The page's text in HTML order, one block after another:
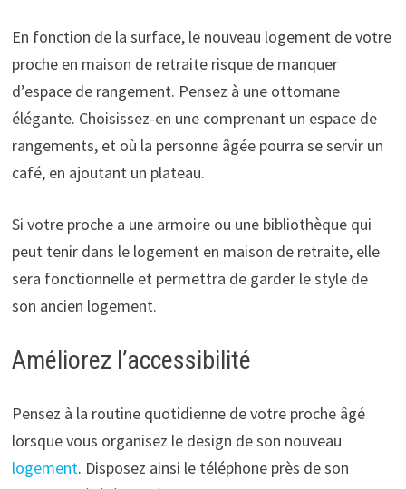
En fonction de la surface, le nouveau logement de votre
proche en maison de retraite risque de manquer
d’espace de rangement. Pensez à une ottomane
élégante. Choisissez-en une comprenant un espace de
rangements, et où la personne âgée pourra se servir un
café, en ajoutant un plateau.
Si votre proche a une armoire ou une bibliothèque qui
peut tenir dans le logement en maison de retraite, elle
sera fonctionnelle et permettra de garder le style de
son ancien logement.
Améliorez l’accessibilité
Pensez à la routine quotidienne de votre proche âgé
lorsque vous organisez le design de son nouveau
logement. Disposez ainsi le téléphone près de son